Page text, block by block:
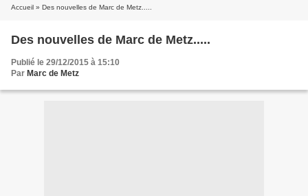
Accueil » Des nouvelles de Marc de Metz.....
Des nouvelles de Marc de Metz.....
Publié le 29/12/2015 à 15:10
Par Marc de Metz